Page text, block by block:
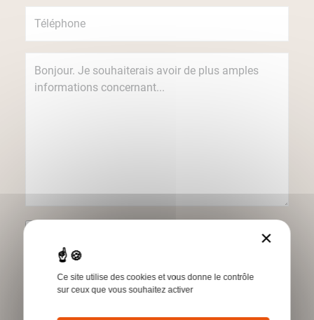
concernant les produits et services Humbert
par e-mail.
*Champs obligatoires
×
Ce site utilise des cookies et vous donne le contrôle
sur ceux que vous souhaitez activer